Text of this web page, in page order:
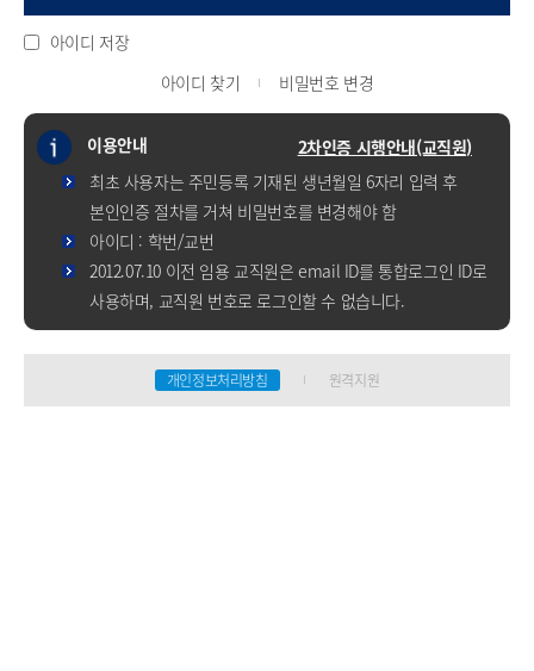
아이디 저장
아이디 찾기
비밀번호 변경
이용안내
2차인증 시행안내(교직원)
최초 사용자는 주민등록 기재된 생년월일 6자리 입력 후
본인인증 절차를 거쳐 비밀번호를 변경해야 함
아이디 : 학번/교번
2012.07.10 이전 임용 교직원은 email ID를 통합로그인 ID로
사용하며, 교직원 번호로 로그인할 수 없습니다.
개인정보처리방침 원격지원